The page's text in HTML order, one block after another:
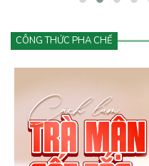
để kinh doanh đồ uống
CÔNG THỨC PHA CHẾ